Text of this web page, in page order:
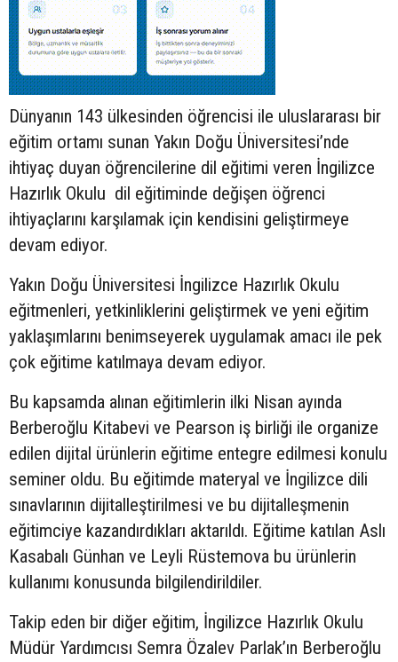
Dünyanın 143 ülkesinden öğrencisi ile uluslararası bir
eğitim ortamı sunan Yakın Doğu Üniversitesi’nde
ihtiyaç duyan öğrencilerine dil eğitimi veren İngilizce
Hazırlık Okulu dil eğitiminde değişen öğrenci
ihtiyaçlarını karşılamak için kendisini geliştirmeye
devam ediyor.
Yakın Doğu Üniversitesi İngilizce Hazırlık Okulu
eğitmenleri, yetkinliklerini geliştirmek ve yeni eğitim
yaklaşımlarını benimseyerek uygulamak amacı ile pek
çok eğitime katılmaya devam ediyor.
Bu kapsamda alınan eğitimlerin ilki Nisan ayında
Berberoğlu Kitabevi ve Pearson iş birliği ile organize
edilen dijital ürünlerin eğitime entegre edilmesi konulu
seminer oldu. Bu eğitimde materyal ve İngilizce dili
sınavlarının dijitalleştirilmesi ve bu dijitalleşmenin
eğitimciye kazandırdıkları aktarıldı. Eğitime katılan Aslı
Kasabalı Günhan ve Leyli Rüstemova bu ürünlerin
kullanımı konusunda bilgilendirildiler.
Takip eden bir diğer eğitim, İngilizce Hazırlık Okulu
Müdür Yardımcısı Semra Özalev Parlak’ın Berberoğlu